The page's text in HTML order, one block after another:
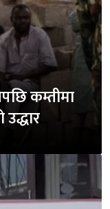
कम्तीमा